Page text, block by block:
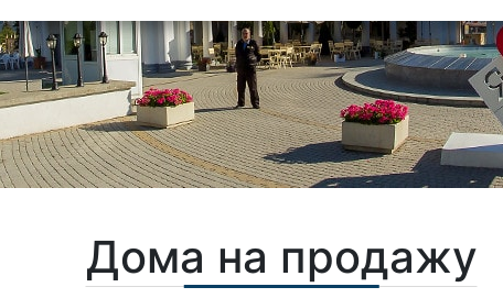
Дома на продажу